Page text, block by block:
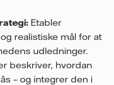
Etabler
realistiske mål for at
udledninger.
beskriver, hvordan
– og integrer den i